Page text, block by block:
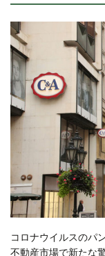
コロナウイルスのパ
不動産市場で新たな